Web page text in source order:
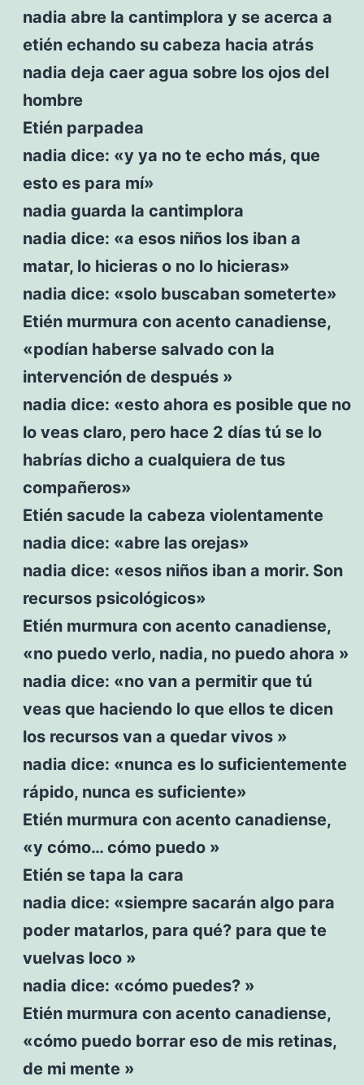
nadia abre la cantimplora y se acerca a
etién echando su cabeza hacia atrás
nadia deja caer agua sobre los ojos del
hombre
Etién parpadea
nadia dice: «y ya no te echo más, que
esto es para mí»
nadia guarda la cantimplora
nadia dice: «a esos niños los iban a
matar, lo hicieras o no lo hicieras»
nadia dice: «solo buscaban someterte»
Etién murmura con acento canadiense,
«podían haberse salvado con la
intervención de después »
nadia dice: «esto ahora es posible que no
lo veas claro, pero hace 2 días tú se lo
habrías dicho a cualquiera de tus
compañeros»
Etién sacude la cabeza violentamente
nadia dice: «abre las orejas»
nadia dice: «esos niños iban a morir. Son
recursos psicológicos»
Etién murmura con acento canadiense,
«no puedo verlo, nadia, no puedo ahora »
nadia dice: «no van a permitir que tú
veas que haciendo lo que ellos te dicen
los recursos van a quedar vivos »
nadia dice: «nunca es lo suficientemente
rápido, nunca es suficiente»
Etién murmura con acento canadiense,
«y cómo… cómo puedo »
Etién se tapa la cara
nadia dice: «siempre sacarán algo para
poder matarlos, para qué? para que te
vuelvas loco »
nadia dice: «cómo puedes? »
Etién murmura con acento canadiense,
«cómo puedo borrar eso de mis retinas,
de mi mente »